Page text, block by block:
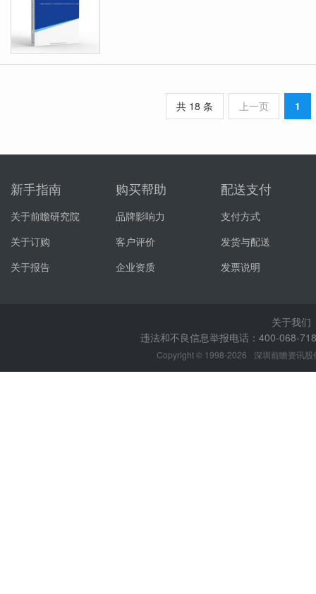
共 18 条 上一页 1
新手指南
关于前瞻研究院
关于订购
关于报告
购买帮助
品牌影响力
客户评价
企业资质
配送支付
支付方式
发货与配送
发票说明
关于我们
违法和不良信息举报电话：400-068-
Copyright © 1998-2026 深圳前瞻资讯股